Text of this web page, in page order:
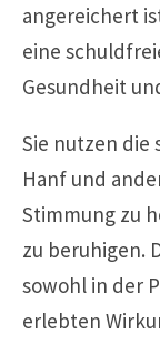
angereichert
eine
Gesundheit
Sie nutzen die
Hanf und
Stimmung zu
zu beruhigen.
sowohl in der
erlebten